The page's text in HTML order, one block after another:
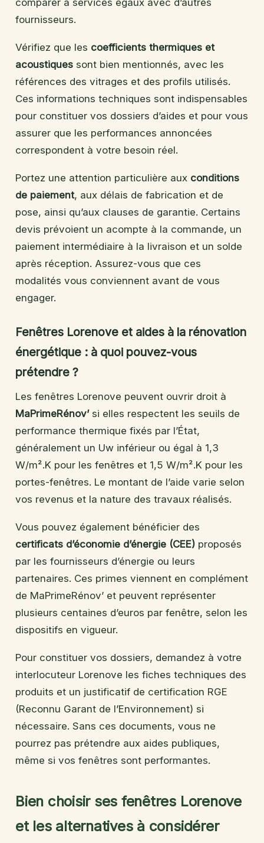
fournisseurs.
Vérifiez que les coefficients thermiques et
acoustiques sont bien mentionnés, avec les
références des vitrages et des profils utilisés.
Ces informations techniques sont indispensables
pour constituer vos dossiers d’aides et pour vous
assurer que les performances annoncées
correspondent à votre besoin réel.
Portez une attention particulière aux conditions
de paiement, aux délais de fabrication et de
pose, ainsi qu’aux clauses de garantie. Certains
devis prévoient un acompte à la commande, un
paiement intermédiaire à la livraison et un solde
après réception. Assurez-vous que ces
modalités vous conviennent avant de vous
engager.
Fenêtres Lorenove et aides à la rénovation
énergétique : à quoi pouvez-vous
prétendre ?
Les fenêtres Lorenove peuvent ouvrir droit à
MaPrimeRénov’si elles respectent les seuils de
performance thermique fixés par l’État,
généralement un Uw inférieur ou égal à 1,3
W/m².K pour les fenêtres et 1,5 W/m².K pour les
portes-fenêtres. Le montant de l’aide varie selon
vos revenus et la nature des travaux réalisés.
Vous pouvez également bénéficier des
certificats d’économie d’énergie (CEE) proposés
par les fournisseurs d’énergie ou leurs
partenaires. Ces primes viennent en complément
de MaPrimeRénov’ et peuvent représenter
plusieurs centaines d’euros par fenêtre, selon les
dispositifs en vigueur.
Pour constituer vos dossiers, demandez à votre
interlocuteur Lorenove les fiches techniques des
produits et un justificatif de certification RGE
(Reconnu Garant de l’Environnement) si
nécessaire. Sans ces documents, vous ne
pourrez pas prétendre aux aides publiques,
même si vos fenêtres sont performantes.
Bien choisir ses fenêtres Lorenove
et les alternatives à considérer